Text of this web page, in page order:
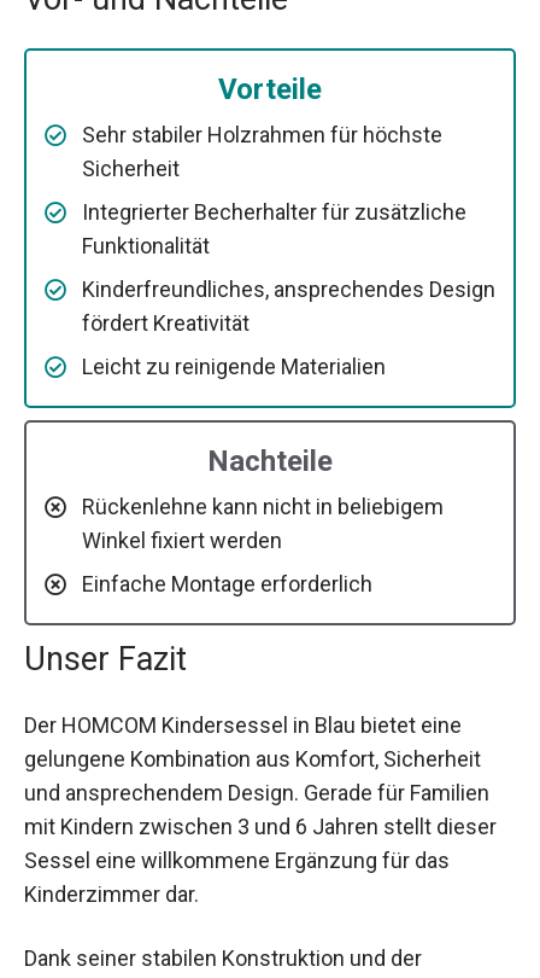
Vorteile
Sehr stabiler Holzrahmen für höchste
Sicherheit
Integrierter Becherhalter für zusätzliche
Funktionalität
Kinderfreundliches, ansprechendes Design
fördert Kreativität
Leicht zu reinigende Materialien
Nachteile
Rückenlehne kann nicht in beliebigem
Winkel fixiert werden
Einfache Montage erforderlich
Unser Fazit
Der HOMCOM Kindersessel in Blau bietet eine
gelungene Kombination aus Komfort, Sicherheit
und ansprechendem Design. Gerade für Familien
mit Kindern zwischen 3 und 6 Jahren stellt dieser
Sessel eine willkommene Ergänzung für das
Kinderzimmer dar.
Dank seiner stabilen Konstruktion und der